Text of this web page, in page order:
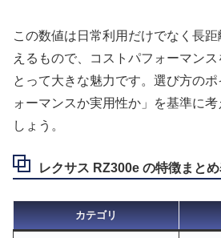
この数値は日常利用だけでなく長
えるもので、コストパフォーマン
とって大きな魅力です。選び方の
ォーマンスか実用性か」を基準に
しょう。
レクサス RZ300e の特徴まと
カテゴリ